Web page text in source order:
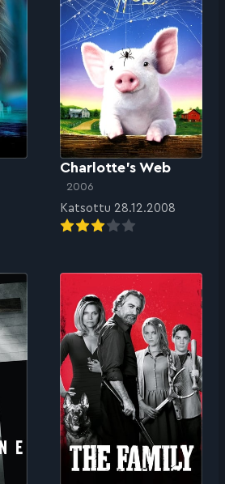
Charlotte’s Web
2006
Katsottu 28.12.2008